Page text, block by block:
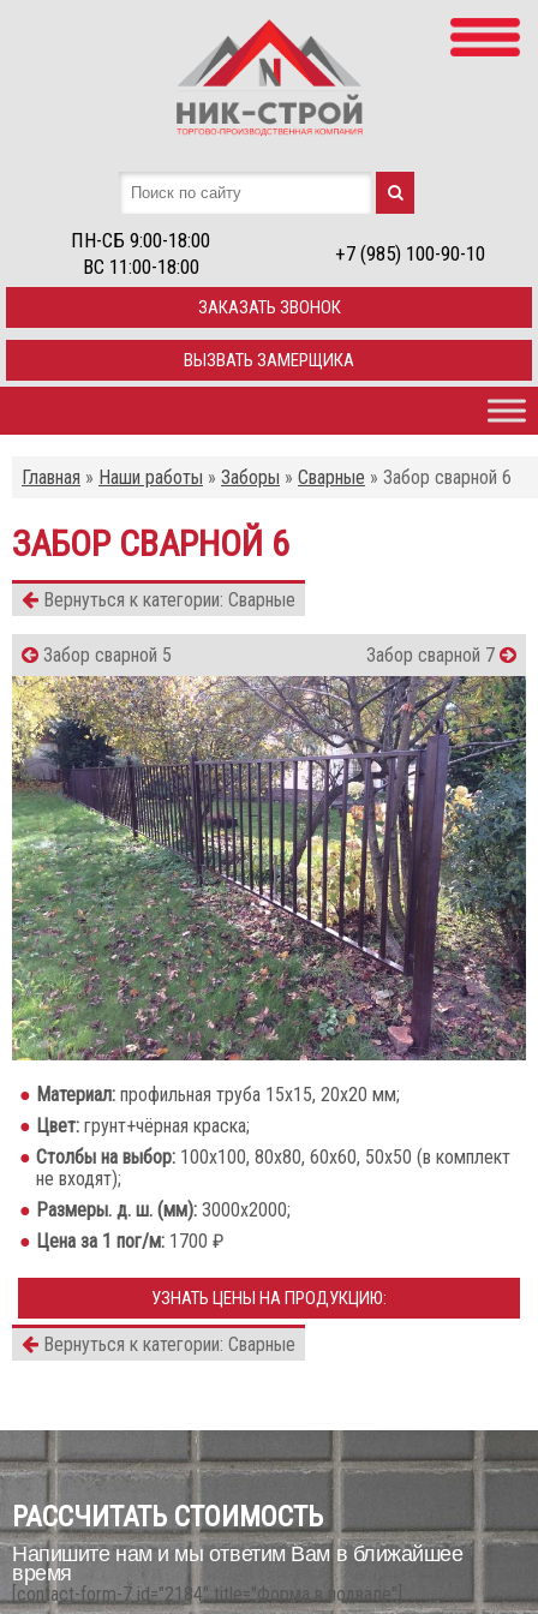
ПН-СБ 9:00-18:00
ВС 11:00-18:00
+7 (985) 100-90-10
ЗАКАЗАТЬ ЗВОНОК
ВЫЗВАТЬ ЗАМЕРЩИКА
Главная » Наши работы » Заборы » Сварные » Забор сварной 6
ЗАБОР СВАРНОЙ 6
Вернуться к категории: Сварные
Забор сварной 5 Забор сварной 7
Материал: профильная труба 15х15, 20х20 мм;
Цвет: грунт+чёрная краска;
Столбы на выбор: 100х100, 80х80, 60х60, 50х50 (в комплект
не входят);
Размеры. д. ш. (мм): 3000х2000;
Цена за 1 пог/м: 1700 ₽
УЗНАТЬ ЦЕНЫ НА ПРОДУКЦИЮ:
Вернуться к категории: Сварные
РАССЧИТАТЬ СТОИМОСТЬ
Напишите нам и мы ответим Вам в ближайшее
время
[contact-form-7 id="2184" title="Форма в подвале"]